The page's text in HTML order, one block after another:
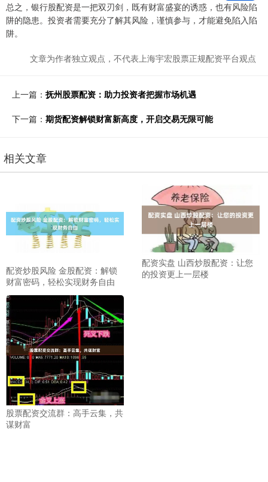
总之，银行股配资是一把双刃剑，既有财富盛宴的诱惑，也有风险陷
阱的隐患。投资者需要充分了解其风险，谨慎参与，才能避免陷入陷
阱。
文章为作者独立观点，不代表上海宇宏股票正规配资平台观点
上一篇： 抚州股票配资：助力投资者把握市场机遇
下一篇： 期货配资解锁财富新高度，开启交易无限可能
相关文章
配资炒股风险 金股配资：解锁
财富密码，轻松实现财务自由
配资实盘 山西炒股配资：让您
的投资更上一层楼
股票配资交流群：高手云集，共
谋财富